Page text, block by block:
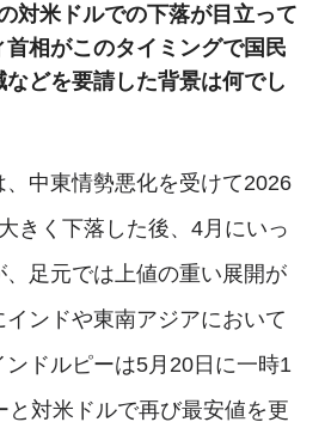
対米ドルでの下落が目立って
相がこのタイミングで国民
どを要請した背景は何でし
中東情勢悪化を受けて2026
きく下落した後、4月にいっ
足元では上値の重い展開が
ンドや東南アジアにおいて
ドルピーは5月20日に一時1
と対米ドルで再び最安値を更